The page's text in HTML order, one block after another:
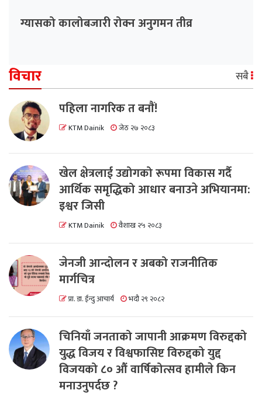
ग्यासको कालोबजारी रोक्न अनुगमन तीव्र
विचार सबै
पहिला नागरिक त बनाैं!
KTM Dainik जेठ २७ २०८३
खेल क्षेत्रलाई उद्योगको रूपमा विकास गर्दै
आर्थिक समृद्धिको आधार बनाउने अभियानमा:
इश्वर जिसी
KTM Dainik वैशाख २५ २०८३
जेनजी आन्दोलन र अबको राजनीतिक
मार्गचित्र
प्रा. डा. ईन्दु आचार्य भदौ २९ २०८२
चिनियाँ जनताको जापानी आक्रमण विरुद्दको
युद्ध विजय र विश्वफासिष्ट विरुद्दको युद्द
विजयको ८० औं वार्षिकोत्सव हामीले किन
मनाउनुपर्दछ ?